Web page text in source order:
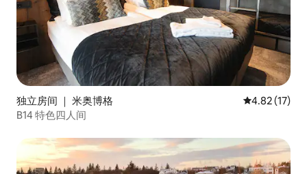
独立房间 ｜ 米奥博格 平均评分
4.82 (17)
B14 特色四人间